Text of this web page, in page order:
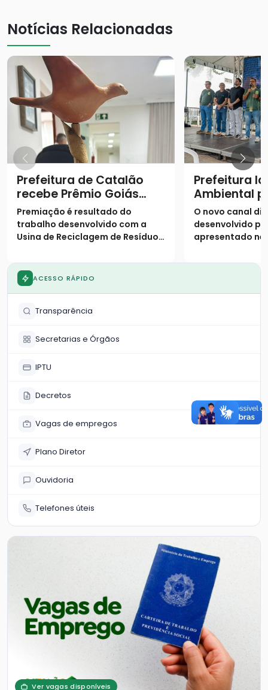
Notícias Relacionadas
Prefeitura de Catalão
recebe Prêmio Goiás
Sustentável
Premiação é resultado do
trabalho desenvolvido com a
Usina de Reciclagem de Resíduos
Prefeitura
Ambiental
modernizar
e serviços
O novo canal
desenvolvido
apresentado
atividades da
ACESSO RÁPIDO
Transparência
Secretarias e Órgãos
IPTU
Decretos
Vagas de empregos
Plano Diretor
Ouvidoria
Telefones úteis
Ver vagas disponíveis